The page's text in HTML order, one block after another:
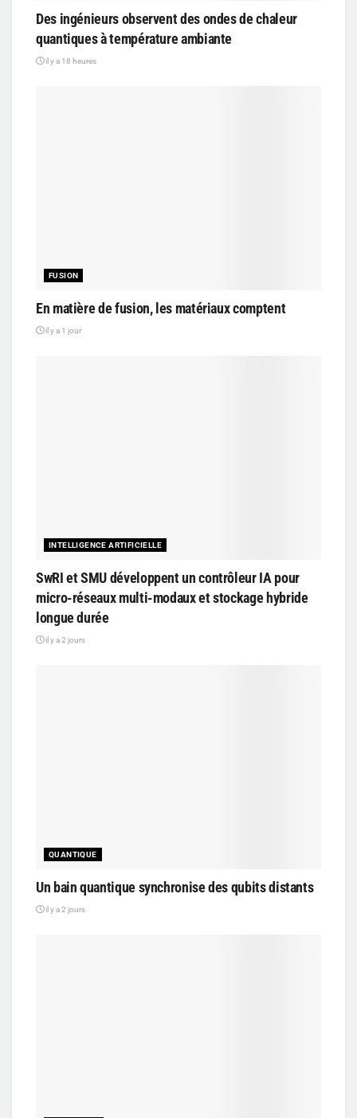
Des ingénieurs observent des ondes de chaleur
quantiques à température ambiante
il y a 18 heures
FUSION
En matière de fusion, les matériaux comptent
il y a 1 jour
INTELLIGENCE ARTIFICIELLE
SwRI et SMU développent un contrôleur IA pour
micro-réseaux multi-modaux et stockage hybride
longue durée
il y a 2 jours
QUANTIQUE
Un bain quantique synchronise des qubits distants
il y a 2 jours